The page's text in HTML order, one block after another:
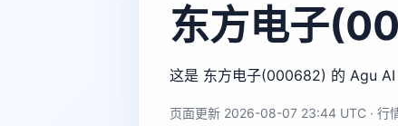
东方电子
这是 东方电子(000682) 的 Agu AI
页面更新 2026-08-07 23:44 UTC · 行